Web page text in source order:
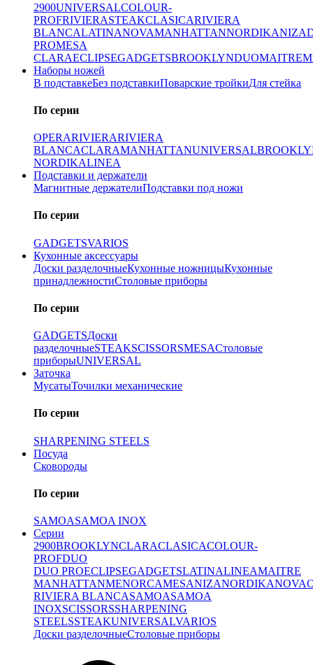
2900UNIVERSALCOLOUR-
PROFRIVIERASTEAKCLASICARIVIERA
BLANCALATINANOVAMANHATTANNORDIKANIZA
PROMESA
CLARAECLIPSEGADGETSBROOKLYNDUOMAITRE
Наборы ножей
В подставкеБез подставкиПоварские тройкиДля стейка
По серии
OPERARIVIERARIVIERA
BLANCACLARAMANHATTANUNIVERSAL
NORDIKALINEA
Подставки и держатели
Магнитные держателиПодставки под ножи
По серии
GADGETSVARIOS
Кухонные аксессуары
Доски разделочныеКухонные ножницыКухонные
принадлежностиСтоловые приборы
По серии
GADGETSДоски
разделочныеSTEAKSCISSORSMESAСтоловые
приборыUNIVERSAL
Заточка
МусатыТочилки механические
По серии
SHARPENING STEELS
Посуда
Сковороды
По серии
SAMOASAMOA INOX
Серии
2900BROOKLYNCLARACLASICACOLOUR-
PROFDUO
DUO PROECLIPSEGADGETSLATINALINEAMAITRE
MANHATTANMENORCAMESANIZANORDIKANOVA
RIVIERA BLANCASAMOASAMOA
INOXSCISSORSSHARPENING
STEELSSTEAKUNIVERSALVARIOS
Доски разделочныеСтоловые приборы